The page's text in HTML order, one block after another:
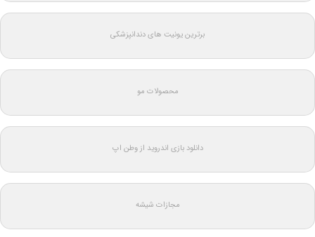
برترین یونیت های دندانپزشکی
محصولات مو
دانلود بازی اندروید از وطن اپ
مجازات شیشه